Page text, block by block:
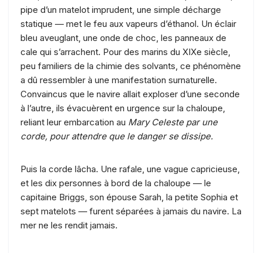
pipe d’un matelot imprudent, une simple décharge
statique — met le feu aux vapeurs d’éthanol. Un éclair
bleu aveuglant, une onde de choc, les panneaux de
cale qui s’arrachent. Pour des marins du XIXe siècle,
peu familiers de la chimie des solvants, ce phénomène
a dû ressembler à une manifestation surnaturelle.
Convaincus que le navire allait exploser d’une seconde
à l’autre, ils évacuèrent en urgence sur la chaloupe,
reliant leur embarcation au Mary Celeste par une
corde, pour attendre que le danger se dissipe.
Puis la corde lâcha. Une rafale, une vague capricieuse,
et les dix personnes à bord de la chaloupe — le
capitaine Briggs, son épouse Sarah, la petite Sophia et
sept matelots — furent séparées à jamais du navire. La
mer ne les rendit jamais.